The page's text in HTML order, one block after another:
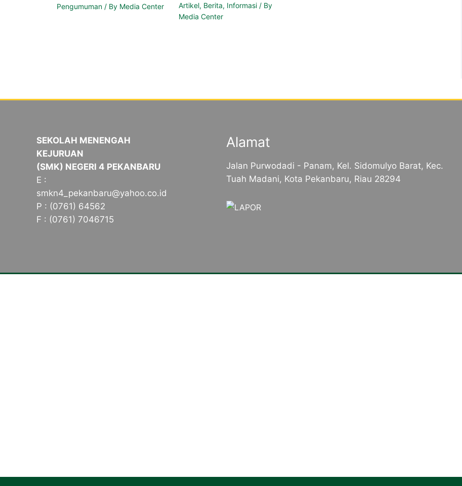
Pengumuman / By Media Center Artikel, Berita, Informasi / By
Media Center
SEKOLAH MENENGAH
KEJURUAN
(SMK) NEGERI 4 PEKANBARU
E :
smkn4_pekanbaru@yahoo.co.id
P : (0761) 64562
F : (0761) 7046715
Alamat
Jalan Purwodadi - Panam, Kel. Sidomulyo Barat, Kec.
Tuah Madani, Kota Pekanbaru, Riau 28294